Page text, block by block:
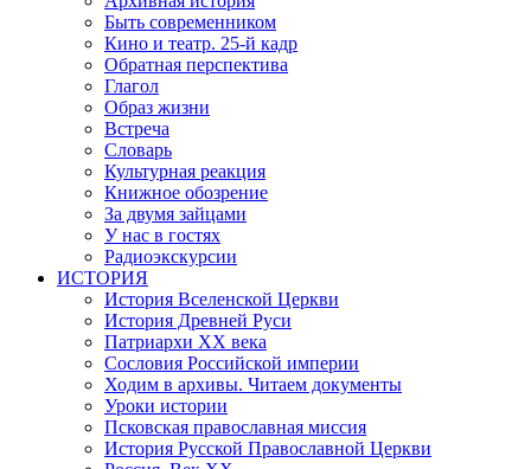
Быть современником
Кино и театр. 25-й кадр
Обратная перспектива
Глагол
Образ жизни
Встреча
Словарь
Культурная реакция
Книжное обозрение
За двумя зайцами
У нас в гостях
Радиоэкскурсии
ИСТОРИЯ
История Вселенской Церкви
История Древней Руси
Патриархи XX века
Сословия Российской империи
Ходим в архивы. Читаем документы
Уроки истории
Псковская православная миссия
История Русской Православной Церкви